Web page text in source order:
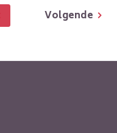
Volgende